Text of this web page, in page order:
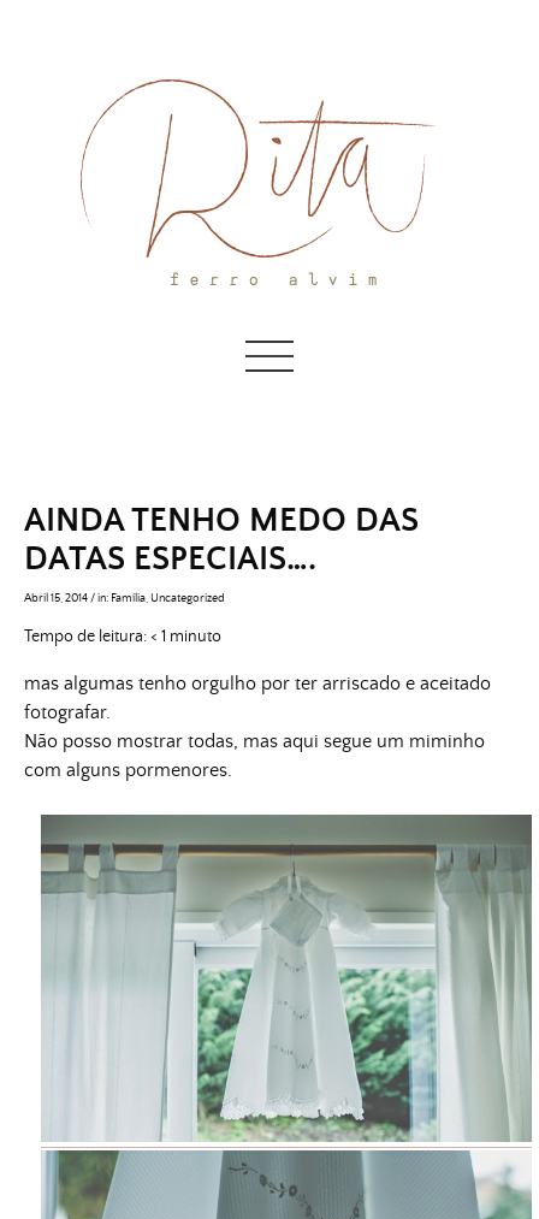
AINDA TENHO MEDO DAS
DATAS ESPECIAIS….
Abril 15, 2014/in: Família Uncategorized
Tempo de leitura:< 1 minuto
mas algumas tenho orgulho por ter arriscado e aceitado
fotografar.
Não posso mostrar todas, mas aqui segue um miminho
com alguns pormenores.